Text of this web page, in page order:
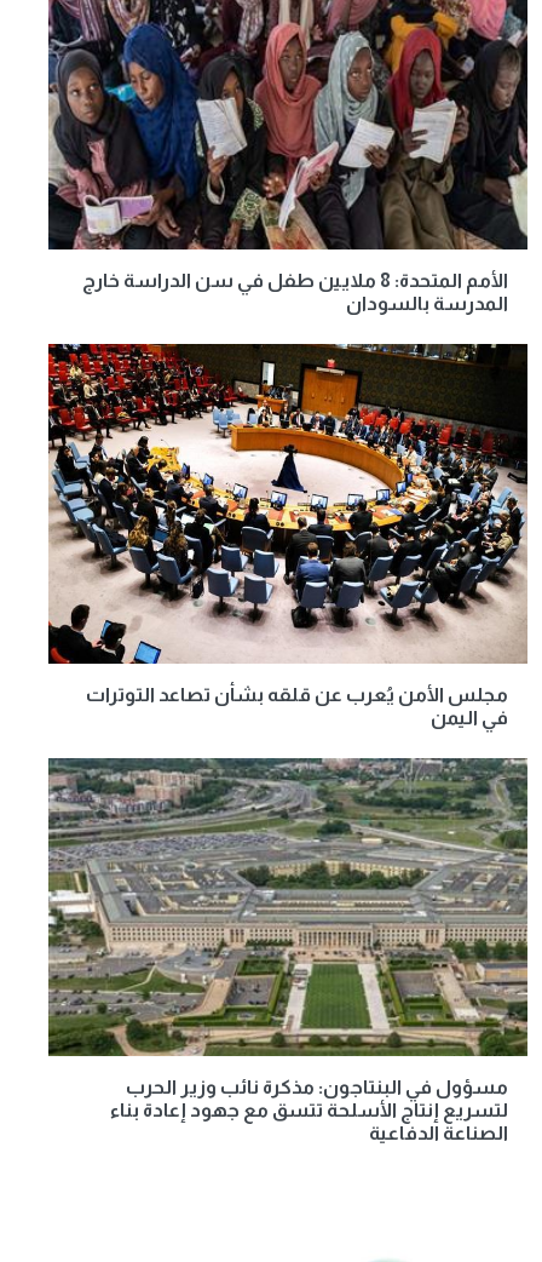
الأمم المتحدة: 8 ملايين طفل في سن الدراسة خارج
المدرسة بالسودان
مجلس الأمن يُعرب عن قلقه بشأن تصاعد التوترات
في اليمن
مسؤول في البنتاجون: مذكرة نائب وزير الحرب
لتسريع إنتاج الأسلحة تتسق مع جهود إعادة بناء
الصناعة الدفاعية